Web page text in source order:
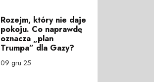
Rozejm, który nie daje
pokoju. Co naprawdę
oznacza „plan
Trumpa” dla Gazy?
09 gru 25